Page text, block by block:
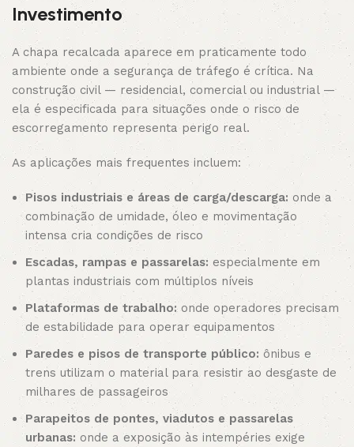
Investimento
A chapa recalcada aparece em praticamente todo
ambiente onde a segurança de tráfego é crítica. Na
construção civil — residencial, comercial ou industrial —
ela é especificada para situações onde o risco de
escorregamento representa perigo real.
As aplicações mais frequentes incluem:
Pisos industriais e áreas de carga/descarga: onde a
combinação de umidade, óleo e movimentação
intensa cria condições de risco
Escadas, rampas e passarelas: especialmente em
plantas industriais com múltiplos níveis
Plataformas de trabalho:onde operadores precisam
de estabilidade para operar equipamentos
Paredes e pisos de transporte público: ônibus e
trens utilizam o material para resistir ao desgaste de
milhares de passageiros
Parapeitos de pontes, viadutos e passarelas
urbanas: onde a exposição às intempéries exige